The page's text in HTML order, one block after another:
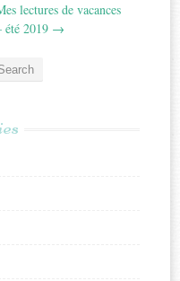
lectures de vacances
été 2019 →